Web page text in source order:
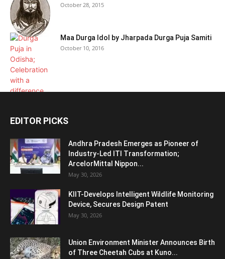
October 28, 2015
Maa Durga Idol by Jharpada Durga Puja Samiti
October 10, 2016
EDITOR PICKS
Andhra Pradesh Emerges as Pioneer of
Industry-Led ITI Transformation;
ArcelorMittal Nippon...
May 30, 2026
KIIT-Develops Intelligent Wildlife Monitoring
Device, Secures Design Patent
May 30, 2026
Union Environment Minister Announces Birth
of Three Cheetah Cubs at Kuno...